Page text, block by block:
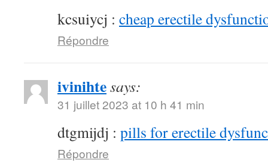
kcsuiycj : cheap erectile
Répondre
ivinihtesays:
31 juillet 2023 at 10 h 41 min
dtgmijdj : pills for erectile
Répondre